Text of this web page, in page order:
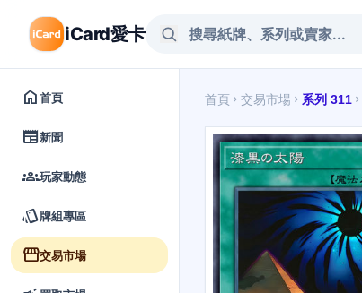
iCard愛卡
home首頁
newspaper新聞
groups玩家動態
style牌組專區
storefront交易市場
首頁 chevron_right 交易市場 chevron_right 系列 311 chevron_right